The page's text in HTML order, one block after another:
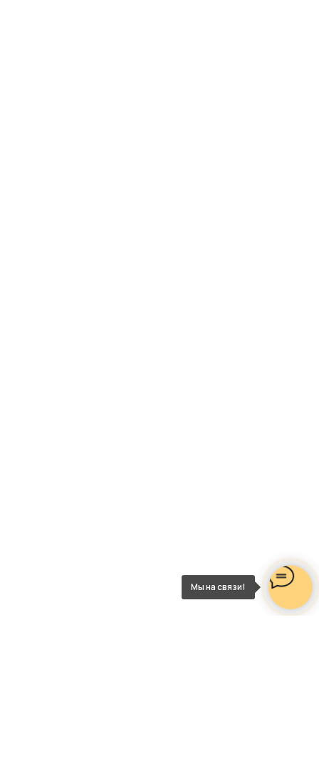
Мы на связи!